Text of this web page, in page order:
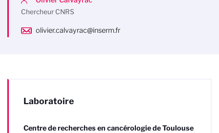
Chercheur CNRS
olivier.calvayrac@inserm.fr
Laboratoire
Centre de recherches en cancérologie de Toulouse